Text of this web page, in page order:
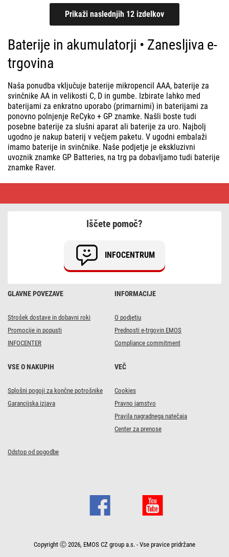
Baterije in akumulatorji • Zanesljiva e-
trgovina
Naša ponudba vključuje baterije mikropencil AAA, baterije za
svinčnike AA in velikosti C, D in gumbe. Izbirate lahko med
baterijami za enkratno uporabo (primarnimi) in baterijami za
ponovno polnjenje ReCyko + GP znamke. Našli boste tudi
posebne baterije za slušni aparat ali baterije za uro. Najbolj
ugodno je nakup baterij v večjem paketu. V ugodni embalaži
imamo baterije in svinčnike. Naše podjetje je ekskluzivni
uvoznik znamke GP Batteries, na trg pa dobavljamo tudi baterije
znamke Raver.
GLAVNE POVEZAVE
Strošek dostave in dobavni roki
Promocije in popusti
INFOCENTER
INFORMACIJE
O podjetju
Prednosti e-trgovin EMOS
Compliance commitment
VSE O NAKUPIH
Splošni pogoji za končne potrošnike
Garancijska izjava
VEČ
Cookies
Pravno jamstvo
Pravila nagradnega natečaja
Center za prenose
Odstop od pogodbe
Iščete pomoč?
INFOCENTRUM
Copyright Ⓒ 2026, EMOS CZ group a.s. - Vse pravice pridržane